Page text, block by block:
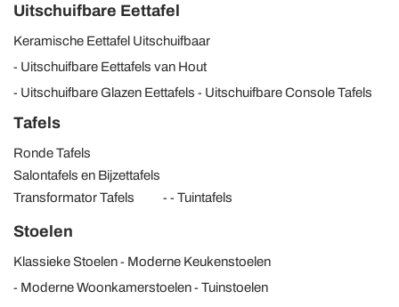
Uitschuifbare Eettafel
Keramische Eettafel Uitschuifbaar
Uitschuifbare Eettafels van Hout
Uitschuifbare Glazen Eettafels
Uitschuifbare Console Tafels
Tafels
Ronde Tafels
Salontafels en Bijzettafels
Transformator Tafels
Tuintafels
Stoelen
Klassieke Stoelen
Moderne Keukenstoelen
Moderne Woonkamerstoelen
Tuinstoelen